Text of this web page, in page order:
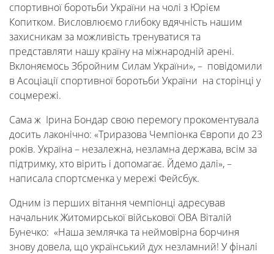
Університет
Вибори
ректора
Освітня
діяльність
спортивної боротьби України на чолі з Юрієм
Копитком. Висловлюємо глибоку вдячність нашим
захисникам за можливість тренуватися та
представляти нашу країну на міжнародній арені.
Вклоняємось Збройним Силам України», – повідомили
в Асоціації спортивної боротьби України на сторінці у
соцмережі.
Сама ж Ірина Бондар свою перемогу прокоментувала
досить лаконічно: «Триразова Чемпіонка Європи до 23
років. Україна – незалежна, незламна держава, всім за
підтримку, хто вірить і допомагає. Йдемо далі», –
написала спортсменка у мережі Фейсбук.
Одним із перших вітання чемпіонці адресував
начальник Житомирської військової ОВА Віталій
Бунечко: «Наша землячка та неймовірна борчиня
знову довела, що український дух незламний! У фіналі